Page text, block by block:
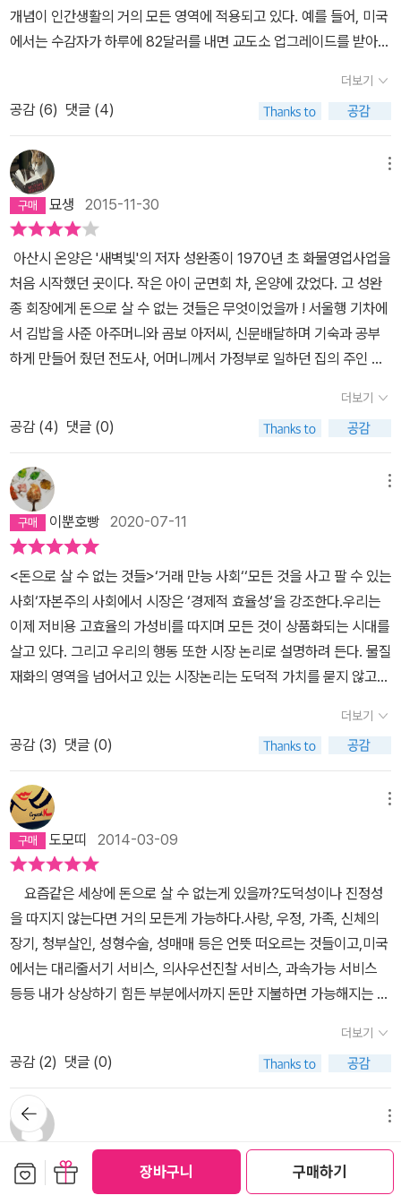
장바구니 구매하기
들이다. 그러나 주위를 둘러보면 어느 샌가 돈이 모든 가치를 집어삼
키고 있다. 일정한 금액을 지불한다면 얼마든지 지정된 버스좌석에
받게 된다면 노력의 성과에 대한 보상의 의미로 일정한 상금 및 상품
을 받을 수 있다. 아이러니하게도 샌델 교수의 강연 입장권마저도 거
래 대상이 되었다. 후문에 의하면 강연 당시 이러한 사실을 알게 되자
샌델 교수는 그저 쓴웃음만 지었다고 한다. '보이지 않는 손'에 의
해서 사회는 '최대 다수의 최대 행복'이 이루어진다? (左) '보이지
않는 손'의 시장경제를 주장한 애덤 스미스 (右) '최대 다수의 최대
행복'의 공리주의를 창시한 제레미 벤담 시장을 옹호하는 두 번째 주
장은 경제학자에게 좀 더 친숙한 것으로 공리주의자(Utilitarian)의
입장이다. 공리주의자는 시장에서의 거래가 구매자와 판매자에게 똑
같이 이익을 제공하고, 결과적으로 집단의 행복이나 사회적 효용을
향상시킨다고 말한다. (중략) 이렇게 시장 거래의 결과로 구매자와
판매자는 모두 행복해지고 효용은 증가한다. 이것이 바로 자유시장이
재화를 효율적으로 분배한다고 주장하는 경제학자들의 입장이다. (p
52~53) 시장경제 또는 자유주의 경제체제(시장자유주의)는 분업
의해 분배하는 사회구성체이다. 실제로는 순수한 형태로서의 시장경
제체제는 존재하고 있지 않지만 각 국가 또는 사회마다 다양한 형태
로 수용되고 있다. 시장자유주의 경제체제에서는 모든 경제주체의 생
산활동은 자유로우며, 시장에서의 물품구입도 자유의지에 의해 이루
어진다. 이같은 흐름을 일견 너무 자유로워 무질서한 경제활동처
럼 보이지만 그것이 자연스럽게 질서를 유지할 수 있는 것은 가격이
라고 하는 메커니즘이 시장에서의 상품매매를 성사시키고, 또 이것을
근거로 생산과 소비를 조정할 수 있기 때문이다. 이러한 경제의 특징
은 장기적으로 보아 가격의 자유로운 흐름에 따라 자원의 합리적 분
적인 경제 체제이기는 몇 가지 치명적인 문제점을 안고 있다. 우선 경
제적 효율성은 달성할 수 있지만, 형평성은 달성하기 어려운 측면이
있다. 그리고 시장자유주의는 모든 경제 주체들이 자유롭고 평등하다
고 전제하고 있지만, 실제로는 부자와 가난한 사람이 있고 타고난 능
력과 소질도 제각기 다르므로 빈익빈 부익부 현상이 일어날 수밖에
없다. 이러한 형평성 문제와 빈익빈 부익부 현상이 심화되면 사회적
불평등이 야기될 수 있다. 공리주의적 효용 분배의 문제점 (참고
자료 : 김정헌 『정책학NOTE』학문사) 공리주의에 입각한 정책(또는
제도) B의 전체 효용이 크다는 이유만으로 갑과 을이라는 사회 구성
원 개인 간의 배분상 문제는 외면하게 된다면 정책 B는 불평등한 정
책이 되고 만다. 이것은 결국 사회 전체의 효용 극대화를 강조하는 공
리주의의 기본전제에 위반되는 상황이다. 이러한 공리주의의 역설은
내세우고 있는 근거의 배경에는 공리주의적 입장이 내포되어 있다.
공리주의는 한마디로 사회구성원 전체 효용을 극대화하도록 목표를
두고 있는데 시장지상주의자들은 시장 거래 행위에 참여하는 구매자,
판매자만 효용이 증가하는 것이 아니라 사회 전체 발전에 있어서 효
응을 최대한 증진시켜 극대화하는 것으로 보고 있다. 각 개인은 자기
의 이익을 뜻대로 추구하고 있는 동안에 '보이지 않는 손'에 이끌려 상
쳐 경제학과정치이론에 관해 토론하면서 늘 지식을 풍부하게 늘리
고 깨달음을 얻을 수 있었다.학부생을 대상으로 개설한 정의에 관
버드대학교에서 경제학 입문을강의하는 그레고리 맨큐(Gregory M
ankiw)를 몇 차례 초청해서 시장논리와 도덕적 논리에 대해 토론한
다. 경제학자와 정치철학자가 품고 있는 사회적·경제적·정치적 문제
에 대한 서로 다른 사고방식을 부각시켜준 맨큐에게 이 자리를 빌
려 감사드린다. 내 친구로 경제학 논리를법에 적용하는 분야의 선구
자인 리처드 포스너(Richard Posner)는 정의- P11를 주제로 하
는 내 수업에 두 차례 참석해서 시장의 도덕적 한계에 대해 토론을 벌
였다. 몇 해 전 리처드는 시카고대학교에서 오래 전부터게리 베커(G
ary Becker)와 함께 주도해온 합리적 선택 세미나에 나를초청했
다. 이 세미나는 경제학적 접근방법을 전 영역으로 확산하는 출발점
이기도 하다. 시장 중심 사고가 인간행동의 단초라고 강하게 믿고있
는 청중들 앞에서 내 주장을 시험해볼 수 있는 인상적인 기회였다.
열렸던 ‘인간 가치에 관한 태너 강의‘였다. 이 프로젝트는 초기 단계에
arsProgram)에서 연구에 절대적으로 필요한 기금을 지원받았다. 인
내와호의를 베풀어주고 초지일관 나를 지지해준 바르탕 그레고리안
(VartanGregorian), 패트리샤 로젠필드(Patricia Rosenfield), 헤
더 매케이(HeatherMcKay)에게 깊이 감사드린다.또한 하버드대학
교 법학대학에서 열렸던 하계교수워크숍에서도 도움을 받았다. 지
적 호기심이 풍부한 동료 교수들에게 프로젝트의 일부를 시도해
볼 수 있었기 때문이다. 2009년 BBC 라디오 4의 초청으로 리스 강
연(Reith Lectures, 공영 방송사로서 BBC의 틀을 확립한 초대회
장 리스경의 업적을 기리기 위해 해마다 진행하는 라디오 프로그램 -
옮긴이)에 출연한 일을 계기로 시장이 지닌 도덕적 한계에 관한 주장
을 일반 청중들이이해할 수 있는 언어로 전달하는 경험을 쌓았다. 강
서 시장과 도덕에 관한내용을 다루었다. 매우 즐겁게 강연을 진행
할 수 있게 도와주었던 마크- P12톰슨(Mark Thompson), 마크 다
마저(Mark Damazer), 모히트 바카야(Mohit Bakaya), 기네스 윌
리엄스(Gwyneth Williams), 수로울리 (SueLawley), 수 엘리스
(Sue Ellis), 짐 프랭크(Jim Frank)에게 깊이 감사한다.이 책은 파
라 스트라우스 앤드 지로(Farrar, Straus and Girou, FSG) 출판사
를 통해 출간한 두 번째 책으로 조너선 갈라시(Jonathan Galassi)
와그가 이끄는 멋진 팀의 구성원인 에릭 친스키(Eric Chinski), 제
프 세로이(Jeff Seroy), 케이티 프리먼(Katie Freeman), 라이
런 메인(Karen Maine), 신시아 머먼(Synthia Merman), 타의 추
종을 불허하는 최고 편집자 폴 엘리(Paul Elie)에게 다시 한 번 빚
을 졌다. 시장의 압박으로 출판 사업에오랫동안 검은 그림자가 드리
운 시기에도 FSG 사람들은 출판을 상품이 아닌 소명으로 생각한
다. 그러한 점에서는 내 출판 대리인 에스더뉴버그(Esther Newber
g)도 마찬가지다. 그들 모두에게 진심어린 감사의 말을 전한다.누구
보다 가족에게 깊이 감사한다. 저녁 식사를 하고 가족 여행을 하는 동
개념이 인간생활의 거의 모든 영역에 적용되고 있다. 예를 들어, 미국
에서는 수감자가 하루에 82달러를 내면 교도소 업그레이드를 받아
달러를 내면 대리모 서비스를 이용할 수 있다. 예전에는 돈을 주고 거
래할 수 없다고 생각했던 것들이 합법적인 거래의 대상으로 변모하고
있는 것이다. 샌델 교수는 시장경제를 가진 시대(having a market
economy)에서 시장사회를 이룬 시대(being a market society)
로의 변화가 2가지 문제를 야기한다고 주장한다. 1. 공정성의 문제 :
시장사회에서는 많은 것이(거의 모든 것이) 상품화 된다. 이전에는 나
름의 규칙과 비시장적 윤리를 기준으로 분배되던 재화가 이제는 돈으
로 거래된다는 의미이다. 시장사회에서는 돈이 있으면 모든 걸 할 수
있고 돈이 없으면 아무것도 할 수 없기에, 가진 자와 못 가진 자 사이
의 격차가 이전보다 더욱 크다. 돈이 있으면 공부를 못해도 대학도 들
어갈 수 있고, 죄를 지어도 감방에서도 편하게 지낼 수 있다. 반면 돈
을 없는 사람은 단지 생존하기 위해 자신의 장기를 내다 파는 등의 극
단적 행동을 하도록 내몰리게 된다. 이런 사회는 공정하지 않다는 것
이 샌델의 주장이다. 2.부패의 문제 : 도덕.규범에 의해 지배되던 비시
예를 들자면, 영국은 100% 자발적 기증자를 통해 필요한 혈액을 기
증받기 때문에 사람들이 헌혈을 시민의 의무(공동체의식)라고 인지
하지만 미국은 혈액을 상품으로 취급하는 혈액은행 시스템을 운영하
기 때문에 주로 가난한 사람이 자신의 피를 판매하고 부자들은 돈을
벌기 위해 피를 팔 이유가 없으므로 헌혈을 하지 않는다. 즉 헌혈이란
행위의 의미가 혈액이 돈을 받고 거래 되느냐.아니냐에 따라 달라지
는 것이다. 상품화 되는 것이 많아질수록 변질되는 의미 또한 많아질
것이다. 샌델은 추상적일 수 있는 자신의 주장을 구체적인 사례를 들
어 친절하게 설명한다. 반복하여 일러주기에 정치철학에 문외한인 나
라니의 ‘거대한 전환’ 다이제스트 버전이 아닌가? 하는 것. 폴라니보
다 훨씬 재미있기는 했다. 20세기 초에 이미 시장이 너무 커졌다고
비판했던 폴라니인데, 거대한 전환 없이 그냥 팽창하기만 한 시장의
21세기 사례들을 보고 있자니 케이블 채널의 막장 프로그램을 보는
것 같은 기분이었다. 샌델이 기록한 21세기 시장의 모습, 그리고 시장
에 익숙해진 대중에게 질문을 던진다는 것에 의미가 분명 있을 것이
다. 하지만 기존에 이미 있던 문제의식을 이 시대 대중의 눈높이에 맞
추어 구체화 시킨 것이기에 학문적 측면에서는 어떤 의미가 있을지
의문이 남는다. 이 책은 샌델의 학문적 성과라기 보기 보다는 지식인
으로서 대중을 계몽(?)하기 위한 자원봉사에 가까운 느낌이랄까? 샌
델의 주장 자체에 대한 의문으론 그가 지적한 시장사회의 첫 번째 문
제인 ‘공정성’ 이슈가 모든 인간이 평등할 수 없다는 전제하에서는 어
수 밖에 없는 문제이지 않은가 하는 것이다. 샌델이 의미하는 공정함
이란 ‘최소한’의 공정함이 지켜져야 한다는 의미인 것 같은데, 과연 그
기준을 어디에 둘 것인지 물어보고 싶다. 두루뭉실하게 ‘인간이 보편
적으로 생각하는 공정함’이라 대답 한다면 시장화되는 사회를 되돌리
기엔 부족한, 맥 빠지는 무력한 대답이라고 할 수밖에 없겠다. 이 책은
한국이 한국전쟁 이후 줄곧 발전의 모델로 삼아온 미국에서 실제로
일어나고 있는 시장화 사례를 기초로 쓰여졌기 때문에 한국에서 미국
더보기
공감 (6) 댓글 (4)
묘생 2015-11-30
아산시 온양은 '새벽빛'의 저자 성완종이 1970년 초 화물영업사업을
처음 시작했던 곳이다. 작은 아이 군면회 차, 온양에 갔었다. 고 성완
종 회장에게 돈으로 살 수 없는 것들은 무엇이었을까 ! 서울행 기차에
서 김밥을 사준 아주머니와 곰보 아저씨, 신문배달하며 기숙과 공부
하게 만들어 줬던 전도사, 어머니께서 가정부로 일하던 집의 주인 내
비롯한 고향 어른들, 차량사고를 원만히 해결해 줬던 육군 중령 등 알
든 모르든 분들마다 도와준 사람들이었다. 샌델은 책에서 가정생활
을 비롯해 개인이 맺는 관계•교육•건강•환경•시민생활•스포츠•심
지어 삶과 죽음의 문제에서 돈과 시장이 차지하는 적절한 역할을 놓
고 토론하도록 독자를 격려한다. 시장이 공공선에 기여할 수 있는 영
역과 시장논리를 적용하면 안 되는 영역을 어떻게 결정할 것인가? '돈
으로 살 수 없는 것들'에서 다루는 것은 수많은 경제적 사안들로 시장
만능주의 시대의 자화상이다. 샌델은 시장이 인간 삶의 모든 면을 지
배하게 된 현실을 분석하면서 시장이 결코 중립적인 장치가 아니라
재화의 특성을 변질시키는 힘을 가진 것임을 분석해 보이고 있다. 샌
델은 우리가 사장의 무한한 확장에 속절없이 당할 것이 아니라 이런
사안들이 공적 담론과 토론의 대상이 되어야 하며, 우리가 그것을 허
용할 것인지를 공적 검토를 통해 깊이 고민하고 서로 대화하고 합의
해야 한다고 충고한다. 이것은 곧 정치의 문제다. 참된 정치는 우리가
이루는 것이다. 그런 점에서 정치는 경제를 품어야 한다. 그리고 그 매
개는 윤리다. 책이 제기하는 문젯거리는 우리의 일상에 닿아 있다. 우
리가 흔히 부딪히고 경험하면서 미궁에 빠져버리는 수많은 일들에 대
해 해답의 실마리를 제공하고 있기 때문이다. 우리 사회가 점점 더 사
장논리의 지배를 받고 있다. 지난 몇년간 한국 사회에 깊이 드리워진
그림자는 경제에 도덕적 가치를 부여하는 정치의 참 의미를 망각한
채, 국가의 부를 좀 더 늘이면 시민들이 행복해질 것이라는 정치가들
의 잘못된 믿음에서 비롯되었다. 더불어 무엇을 잃어버리고 있는지조
차 돌아보지 못한 채 좀 더 부자로 살아보려는 그릇된 욕망을 채우기
우리 사회를 경제 중심적으로 이끌어 가고 있다. 이런 노력의 시장논
리가 점점 우리의 삶의 구석구석을 지배해버렸다. 최근 '성매매방지
및피해자보호등에관한법률' 시행 위헌 논란과 관련, 2014년 '여성가
족부' 캠페인이 인상적이다. '세상에는 거래 할 수 없는 것이 있습니
다.' 또한 우리의 생존권이다. '15.4.23.
더보기
공감 (4) 댓글 (0)
이뿐호빵 2020-07-11
<돈으로 살 수 없는 것들>‘거래 만능 사회‘‘모든 것을 사고 팔 수 있는
사회‘자본주의 사회에서 시장은 ‘경제적 효율성‘을 강조한다.우리는
이제 저비용 고효율의 가성비를 따지며 모든 것이 상품화되는 시대를
살고 있다. 그리고 우리의 행동 또한 시장 논리로 설명하려 든다. 물질
재화의 영역을 넘어서고 있는 시장논리는 도덕적 가치를 묻지 않고
살 수 있는 것과 살 수 없는 것이 무엇인지 결정하기 위해서는 사회적
삶과 시민생활을 구성하는 다양한 영역을 어떤 가치로 지배해야 하는
지 판단해야 할 것이며 이러한 문제를 사색할 방법을 제시하는 것이
바로 이 책의 주제라고 말하고 있다.지불할 수 있는 능력에 따라 ‘선착
순‘의 개념이 무의미 해지고 차례대로 줄 서서 기다리는 평범한 미덕
은 사회적 괴리감을 낳고 있다. 경제적 효율성이란,‘‘사회 구성원 전체
의 경제적 행복을 극대화 하는 방식으로 재화를 분배하는 것‘‘‘‘부족한
자원을 효율적으로 분배하려면 재화는 그 가치를 가장 높게 평가하는
소비자에게 돌아가야 한다.하지만 어떤 재화에 기꺼이 가격을 지불하
려는 것이 꼭 해당 재화 가치를 높게 평가한다는 것은 아니다. 시장가
격에는 자발적으로 지불 하려는 마음만큼이나 지불할 수 있는 능력도
반영된다. 그러므로 자발적으로 가격을 지불할 마음이 자발적으로 줄
을 서서 기다리는 마음보다 더 나은 가치 평가 기준이라고 추정할 근
거는 없다.‘‘고 저자는 말한다.경제력과 능력위주에 따른 시장 논리가
지금의 합리적인 보상제도로 느껴지는 ‘인센티브‘ 제도에서 센델은
사회문제를 해결함에 있어 재화에 대한 잘못된 가치부여 방식을 심어
주는 것에 걱정한다.도덕적 판단이 배제된 단순히 돈으로 지불하는
것은, 잘못된 행동으로 발생한 처벌에 대한 책임과 도덕적 가치가 변
더보기
공감 (3) 댓글 (0)
도모띠 2014-03-09
요즘같은 세상에 돈으로 살 수 없는게 있을까?도덕성이나 진정성
을 따지지 않는다면 거의 모든게 가능하다.사랑, 우정, 가족, 신체의
장기, 청부살인, 성형수술, 성매매 등은 언뜻 떠오르는 것들이고,미국
에서는 대리줄서기 서비스, 의사우선진찰 서비스, 과속가능 서비스
등등 내가 상상하기 힘든 부분에서까지 돈만 지불하면 가능해지는 세
런 말을 한다.'돈으로 무엇이든지 할 수 있다. 다만, 돈이 모자랄 뿐이
다.' 돈으로 살 수 없는 것들 작가 마이클 샌델 출판 와이즈베리 발
매 2012.04.24리뷰보기우리가 만나는 거의 모든 곳에서 시장
기반의 접근방식이 수시로 공격해대는 이 시대에 우리가 이따금 지갑
을 열면서도 무언가 찜찜한 마음을 떨쳐낼 수 없는 순간 또는 매스컴
의 어떤 소식을 듣고 분개할 수 있다는건. 아직 일말의 윤리, 도덕성,
품위가 우리에게 남아있다는게 아닐까.나는 드라마 재방송을 볼때,
더보기
공감 (2) 댓글 (0)
다시다 2012-05-23
뒤로가
기